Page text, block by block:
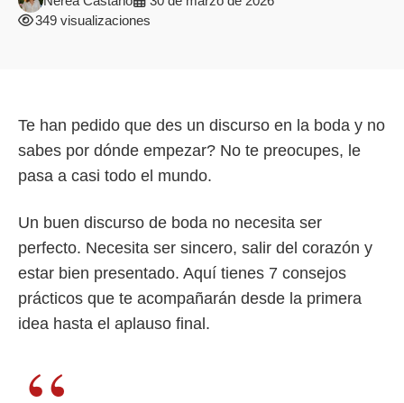
349 visualizaciones
Te han pedido que des un discurso en la boda y no
sabes por dónde empezar? No te preocupes, le
pasa a casi todo el mundo.
Un buen discurso de boda no necesita ser
perfecto. Necesita ser sincero, salir del corazón y
estar bien presentado. Aquí tienes 7 consejos
prácticos que te acompañarán desde la primera
idea hasta el aplauso final.